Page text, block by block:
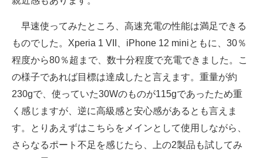
早速使ってみたところ、高速充電の性能は満足できる
ものでした。Xperia 1 VII、iPhone 12 miniともに、30％
程度から80％超まで、数十分程度で充電できました。こ
の様子であれば目標は達成したと言えます。重量が約
230gで、使っていた30Wのものが115gであったため重
く感じますが、逆に高級感と安心感があるとも言えま
す。とりあえずはこちらをメインとして使用しながら、
さらなるポート不足を感じたら、上の2製品も試してみ